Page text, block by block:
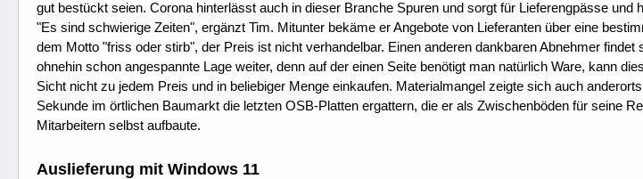
gut bestückt seien. Corona hinterlässt auch in dieser Branche Spuren und sorgt für Lieferengpässe und
"Es sind schwierige Zeiten", ergänzt Tim. Mitunter bekäme er Angebote von Lieferanten über eine
dem Motto "friss oder stirb", der Preis ist nicht verhandelbar. Einen anderen dankbaren Abnehmer
ohnehin schon angespannte Lage weiter, denn auf der einen Seite benötigt man natürlich Ware, kann
Sicht nicht zu jedem Preis und in beliebiger Menge einkaufen. Materialmangel zeigte sich auch
Sekunde im örtlichen Baumarkt die letzten OSB-Platten ergattern, die er als Zwischenböden für seine
Mitarbeitern selbst aufbaute.
Auslieferung mit Windows 11